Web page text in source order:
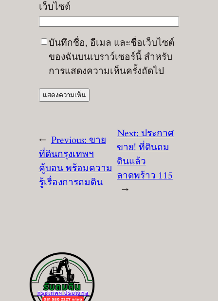
เว็บไซต์
บันทึกชื่อ, อีเมล และชื่อเว็บไซต์
ของฉันบนเบราว์เซอร์นี้ สำหรับ
การแสดงความเห็นครั้งถัดไป
← Previous:ขาย
ที่ดินกรุงเทพฯ
คู้บอน พร้อมความ
รู้เรื่องการถมดิน
Next: ประกาศ
ขาย! ที่ดินถม
ดินแล้ว
ลาดพร้าว 115
→